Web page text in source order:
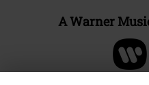
A Warner